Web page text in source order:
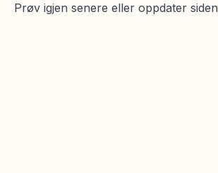
Prøv igjen senere eller oppdater siden